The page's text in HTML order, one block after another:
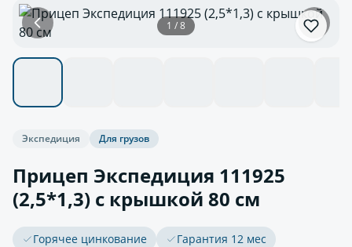
1 / 8
Экспедиция Для грузов
Прицеп Экспедиция 111925
(2,5*1,3) с крышкой 80 см
Горячее цинкование
Гарантия 12 мес